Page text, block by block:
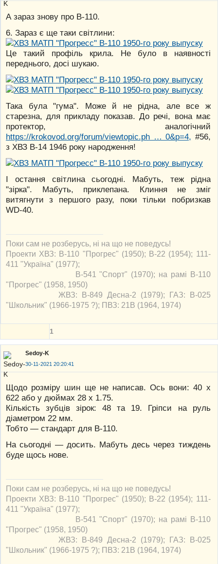
А зараз знову про В-110.
6. Зараз є ще таки світлини:
Це такий профіль крила. Не було в наявності
переднього, досі шукаю.
Така була "гума". Може й не рідна, але все ж
старезна, для прикладу показав. До речі, вона має
протектор, аналогічний
https://krokovod.org/forum/viewtopic.ph … 0&p=4, #56,
з ХВЗ В-14 1946 року народження!
І остання світлина сьогодні. Мабуть, теж рідна
"зірка". Мабуть, приклепана. Клиння не зміг
витягнути з першого разу, поки тільки побризкав
WD-40.
Поки сам не розберусь, ні на що не поведусь!
Проекти ХВЗ: В-110 "Прогрес" (1950); В-22 (1954); 111-
411 "Україна" (1977);
В-541 "Спорт" (1970); на рамі В-110
"Прогрес" (1958, 1950)
ЖВЗ: В-849 Десна-2 (1979); ГАЗ: В-025
"Школьник" (1966-1975 ?); ПВЗ: 21В (1964, 1974)
1
Sedoy-K
30-11-2021 20:20:41
Щодо розміру шин ще не написав. Ось вони: 40 х
622 або у дюймах 28 х 1.75.
Кількість зубців зірок: 48 та 19. Гріпси на руль
діаметром 22 мм.
Тобто — стандарт для В-110.
На сьогодні — досить. Мабуть десь через тиждень
буде щось нове.
Поки сам не розберусь, ні на що не поведусь!
Проекти ХВЗ: В-110 "Прогрес" (1950); В-22 (1954); 111-
411 "Україна" (1977);
В-541 "Спорт" (1970); на рамі В-110
"Прогрес" (1958, 1950)
ЖВЗ: В-849 Десна-2 (1979); ГАЗ: В-025
"Школьник" (1966-1975 ?); ПВЗ: 21В (1964, 1974)